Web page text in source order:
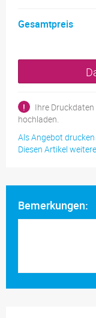
Gesamtpreis
!
Ihre
hochladen.
Als Angebot drucken
Diesen Artikel
Bemerkungen: